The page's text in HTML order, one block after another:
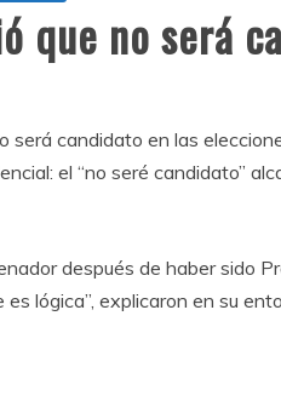
que no será
será candidato en las
el “no seré candidato”
después de haber sido
lógica”, explicaron en su